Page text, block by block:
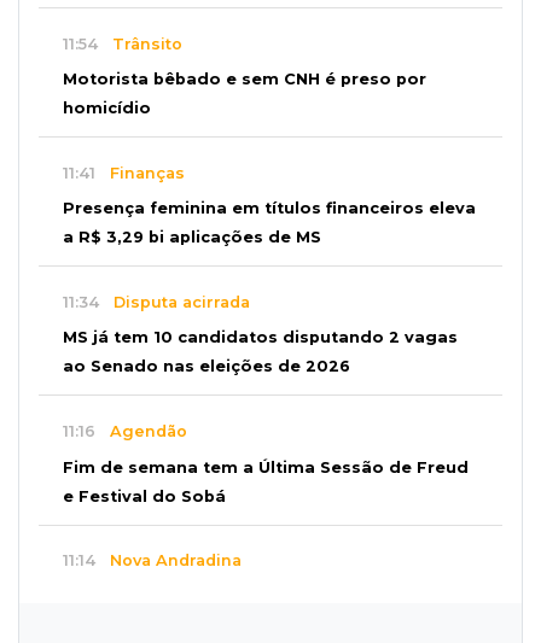
11:54 Trânsito
Motorista bêbado e sem CNH é preso por
homicídio
11:41 Finanças
Presença feminina em títulos financeiros eleva
a R$ 3,29 bi aplicações de MS
11:34 Disputa acirrada
MS já tem 10 candidatos disputando 2 vagas
ao Senado nas eleições de 2026
11:16 Agendão
Fim de semana tem a Última Sessão de Freud
e Festival do Sobá
11:14 Nova Andradina